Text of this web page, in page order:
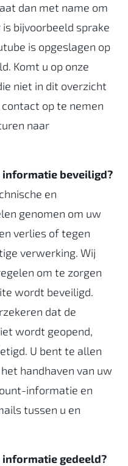
dan met name om
bijvoorbeeld sprake
is opgeslagen op
Komt u op onze
niet in dit overzicht
op te nemen
naar
informatie beveiligd?
en
genomen om uw
verlies of tegen
verwerking. Wij
om te zorgen
wordt beveiligd.
dat de
wordt geopend,
U bent te allen
handhaven van uw
informatie en
tussen u en
gedeeld?